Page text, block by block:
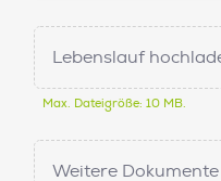
Lebenslauf
Max. Dateigröße: 10 MB.
Weitere